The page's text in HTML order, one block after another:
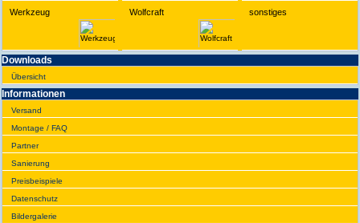
Werkzeug Wolfcraft sonstiges
Downloads
Übersicht
Infor­ma­tionen
Versand
Montage / FAQ
Partner
Sanie­rung
Preis­beispiele
Daten­schutz
Bilder­galerie